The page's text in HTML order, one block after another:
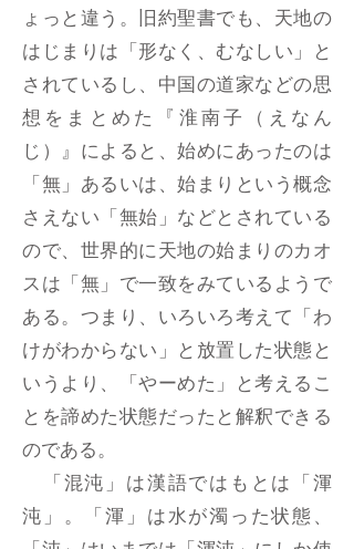
ょっと違う。旧約聖書でも、天地の
はじまりは「形なく、むなしい」と
されているし、中国の道家などの思
想をまとめた『淮南子（えなん
じ）』によると、始めにあったのは
「無」あるいは、始まりという概念
さえない「無始」などとされている
ので、世界的に天地の始まりのカオ
スは「無」で一致をみているようで
ある。つまり、いろいろ考えて「わ
けがわからない」と放置した状態と
いうより、「やーめた」と考えるこ
とを諦めた状態だったと解釈できる
のである。
「混沌」は漢語ではもとは「渾
沌」。「渾」は水が濁った状態、